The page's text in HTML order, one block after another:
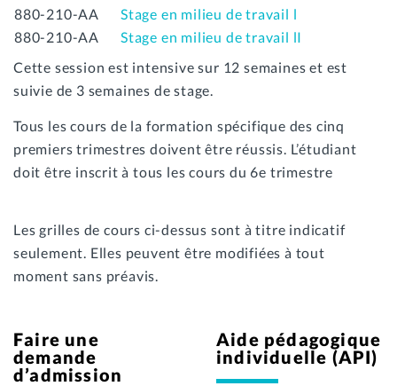
880-210-AA
Stage en milieu de travail l
880-210-AA
Stage en milieu de travail lI
Cette session est intensive sur 12 semaines et est
suivie de 3 semaines de stage.
Tous les cours de la formation spécifique des cinq
premiers trimestres doivent être réussis. L’étudiant
doit être inscrit à tous les cours du 6e trimestre
Les grilles de cours ci-dessus sont à titre indicatif
seulement. Elles peuvent être modifiées à tout
moment sans préavis.
Faire une
demande
d’admission
Aide pédagogique
individuelle (API)